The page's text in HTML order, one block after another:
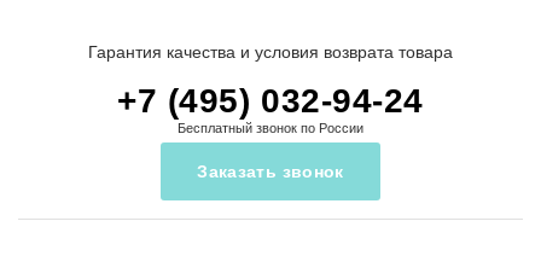
Гарантия качества и условия возврата товара
+7 (495) 032-94-24
Бесплатный звонок по России
Заказать звонок